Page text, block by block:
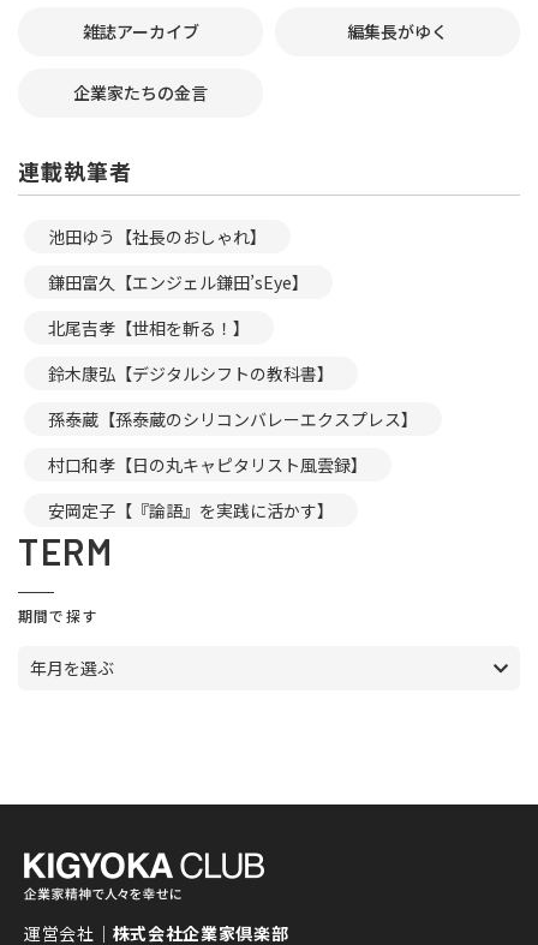
雑誌アーカイブ 編集長がゆく
企業家たちの金言
連載執筆者
池田ゆう【社長のおしゃれ】
鎌田富久【エンジェル鎌田’sEye】
北尾吉孝【世相を斬る！】
鈴木康弘【デジタルシフトの教科書】
孫泰蔵【孫泰蔵のシリコンバレーエクスプレス】
村口和孝【日の丸キャピタリスト風雲録】
安岡定子【『論語』を実践に活かす】
TERM
期間で探す
年月を選ぶ
運営会社｜ 株式会社企業家倶楽部